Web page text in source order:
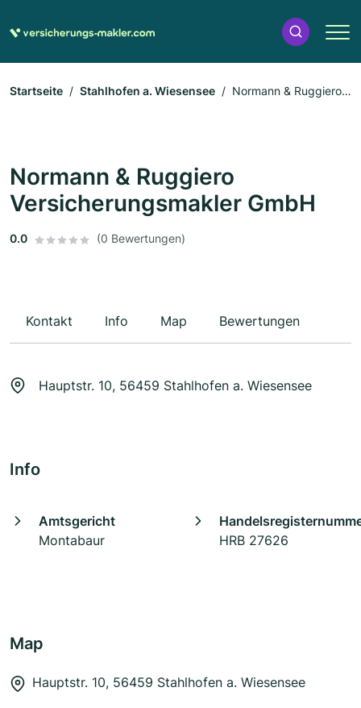
Startseite Stahlhofen a. Wiesensee
Normann & Ruggiero
Normann & Ruggiero
Versicherungsmakler GmbH
0.0 (0 Bewertungen)
Kontakt Info Map Bewertungen
Hauptstr. 10, 56459 Stahlhofen a. Wiesensee
Info
Amtsgericht
Montabaur
HRB 27626
Map
Hauptstr. 10, 56459 Stahlhofen a. Wiesensee